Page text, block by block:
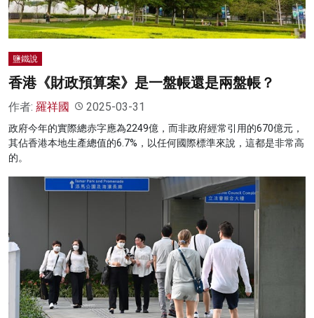
灼見活動
鹽鐵說
香港《財政預算案》是一盤帳還是兩盤帳？
作者: 羅祥國 2025-03-31
政府今年的實際總赤字應為2249億，而非政府經常引用的670億元，
其佔香港本地生產總值的6.7%，以任何國際標準來說，這都是非常高
的。